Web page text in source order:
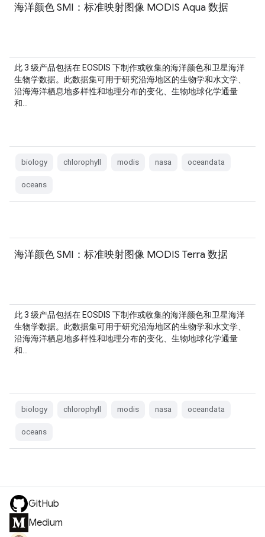
海洋颜色 SMI：标准映射图像 MODIS Aqua 数据
此 3 级产品包括在 EOSDIS 下制作或收集的海洋颜色和卫星海洋
生物学数据。此数据集可用于研究沿海地区的生物学和水文学、
沿海海洋栖息地多样性和地理分布的变化、生物地球化学通量
和…
biology chlorophyll modis nasa oceandata
oceans
海洋颜色 SMI：标准映射图像 MODIS Terra 数据
此 3 级产品包括在 EOSDIS 下制作或收集的海洋颜色和卫星海洋
生物学数据。此数据集可用于研究沿海地区的生物学和水文学、
沿海海洋栖息地多样性和地理分布的变化、生物地球化学通量
和…
biology chlorophyll modis nasa oceandata
oceans
GitHub
Medium